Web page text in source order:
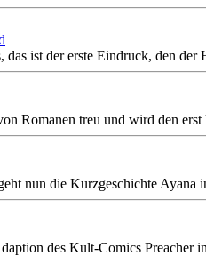
das ist der erste Eindruck, den
Romanen treu und wird den
nun die Kurzgeschichte Ayana
des Kult-Comics Preacher